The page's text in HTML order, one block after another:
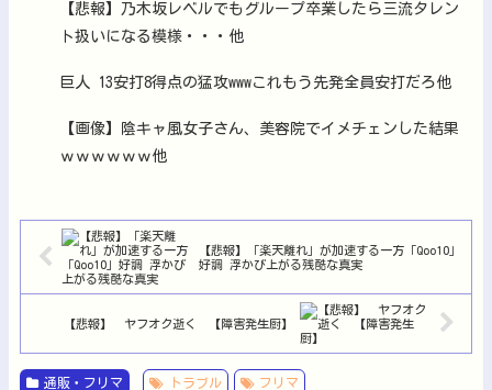
【悲報】乃木坂レベルでもグループ卒業したら三流タレン
ト扱いになる模様・・・他
巨人 13安打8得点の猛攻wwwこれもう先発全員安打だろ他
【画像】陰キャ風女子さん、美容院でイメチェンした結果
ｗｗｗｗｗｗ他
【悲報】「楽天離れ」が加速する一方「Qoo10」
好調 浮かび上がる残酷な真実
【悲報】 ヤフオク逝く 【障害発生厨】
通販・フリマ トラブル フリマ